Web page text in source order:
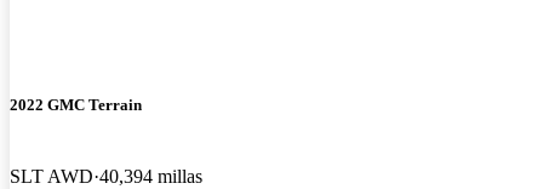
2022 GMC Terrain
SLT AWD 40,394 millas